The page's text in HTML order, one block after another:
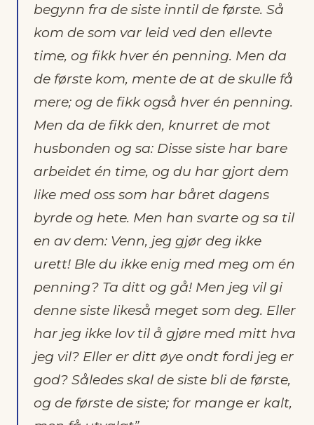
begynn fra de siste inntil de første. Så
kom de som var leid ved den ellevte
time, og fikk hver én penning. Men da
de første kom, mente de at de skulle få
mere; og de fikk også hver én penning.
Men da de fikk den, knurret de mot
husbonden og sa: Disse siste har bare
arbeidet én time, og du har gjort dem
like med oss som har båret dagens
byrde og hete. Men han svarte og sa til
en av dem: Venn, jeg gjør deg ikke
urett! Ble du ikke enig med meg om én
penning? Ta ditt og gå! Men jeg vil gi
denne siste likeså meget som deg. Eller
har jeg ikke lov til å gjøre med mitt hva
jeg vil? Eller er ditt øye ondt fordi jeg er
god? Således skal de siste bli de første,
og de første de siste; for mange er kalt,